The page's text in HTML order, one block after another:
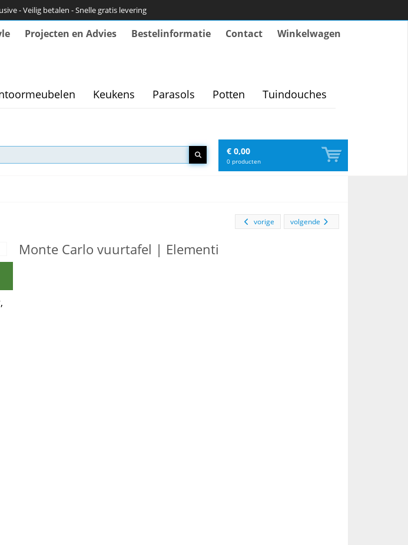
- Veilig betalen - Snelle gratis levering
Projecten en Advies Bestelinformatie Contact Winkelwagen
Keukens Parasols Potten Tuindouches
€ 0,00
0 producten
volgende
vorige
Monte Carlo vuurtafel | Elementi